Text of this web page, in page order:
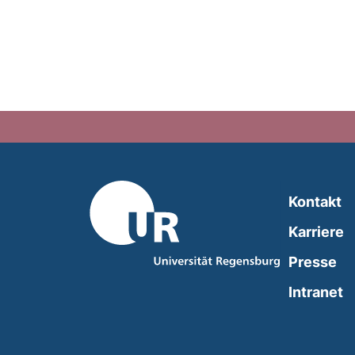
Kontakt
Karriere
Presse
Intranet